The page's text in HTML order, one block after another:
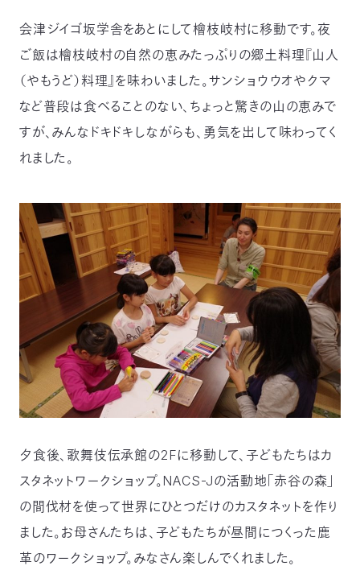
会津ジイゴ坂学舎をあとにして檜枝岐村に移動です。夜
ご飯は檜枝岐村の自然の恵みたっぷりの郷土料理『山人
（やもうど）料理』を味わいました。サンショウウオやクマ
など普段は食べることのない、ちょっと驚きの山の恵みで
すが、みんなドキドキしながらも、勇気を出して味わってく
れました。
夕食後、歌舞伎伝承館の2Fに移動して、子どもたちはカ
スタネットワークショップ。NACS-Jの活動地「赤谷の森」
の間伐材を使って世界にひとつだけのカスタネットを作り
ました。お母さんたちは、子どもたちが昼間につくった鹿
革のワークショップ。みなさん楽しんでくれました。